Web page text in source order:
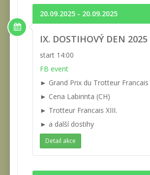
20.09.2025 - 20.09.2025
IX. DOSTIHOVÝ DEN 2025
start 14:00
FB event
► Grand Prix du Trotteur Francais
► Cena Labirinta (CH)
► Trotteur Francais XIII.
► a další dostihy
Detail akce